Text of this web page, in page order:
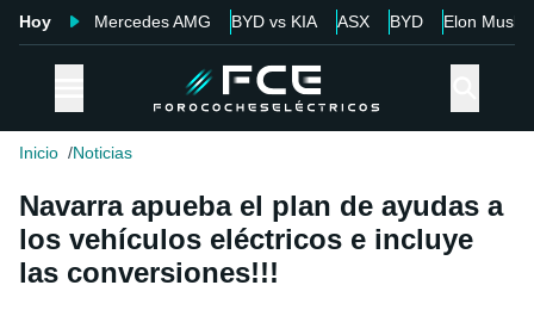
Hoy Mercedes AMG BYD vs KIA ASX BYD Elon Musk
Inicio Noticias
Navarra apueba el plan de ayudas a
los vehículos eléctricos e incluye
las conversiones!!!